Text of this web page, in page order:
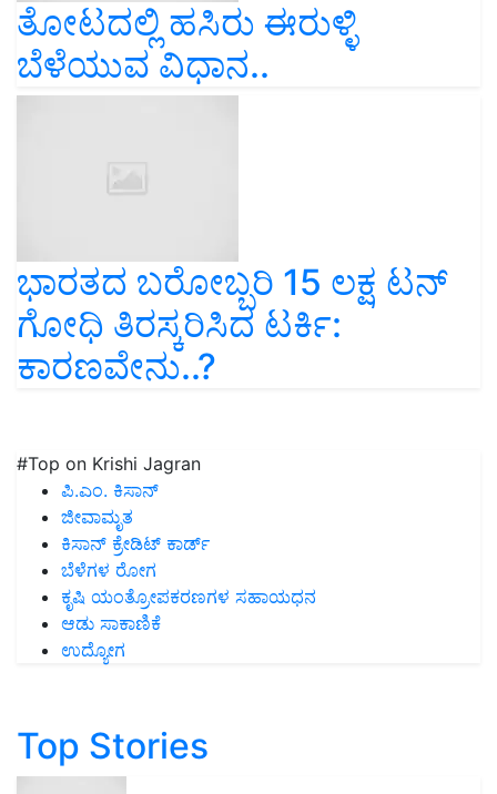
ತೋಟದಲ್ಲಿ ಹಸಿರು ಈರುಳ್ಳಿ
ಬೆಳೆಯುವ ವಿಧಾನ..
ಭಾರತದ ಬರೋಬ್ಬರಿ 15 ಲಕ್ಷ ಟನ್‌
ಗೋಧಿ ತಿರಸ್ಕರಿಸಿದ ಟರ್ಕಿ:
ಕಾರಣವೇನು..?
#Top on Krishi Jagran
ಪಿ.ಎಂ. ಕಿಸಾನ್
ಜೀವಾಮೃತ
ಕಿಸಾನ್ ಕ್ರೇಡಿಟ್ ಕಾರ್ಡ್
ಬೆಳೆಗಳ ರೋಗ
ಕೃಷಿ ಯಂತ್ರೋಪಕರಣಗಳ ಸಹಾಯಧನ
ಆಡು ಸಾಕಾಣಿಕೆ
ಉದ್ಯೋಗ
Top Stories